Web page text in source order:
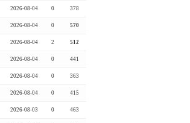
2026-08-04 0 378
2026-08-04 0 570
2026-08-04 2 512
2026-08-04 0 441
2026-08-04 0 363
2026-08-04 0 415
2026-08-03 0 463